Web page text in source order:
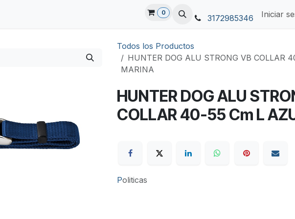
0
3172985346 Iniciar
Todos los Productos
HUNTER DOG ALU STRONG VB COLLAR
MARINA
HUNTER DOG ALU
COLLAR 40-55 Cm L
Politicas